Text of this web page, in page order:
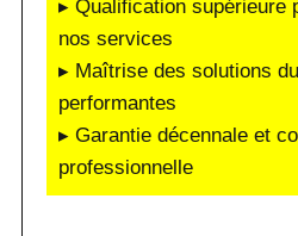
▸ Qualification supérieure
nos services
▸ Maîtrise des solutions
performantes
▸ Garantie décennale et
professionnelle